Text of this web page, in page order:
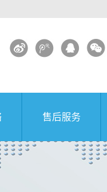
售后服务